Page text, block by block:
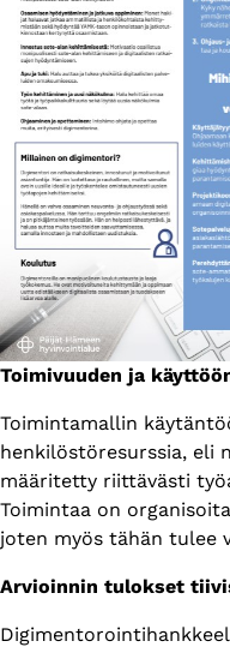
Toimivuuden ja
Toimintamallin
henkilöstöresurssia, eli
määritetty riittävästi
Toimintaa on
joten myös tähän tulee
Arvioinnin tulokset